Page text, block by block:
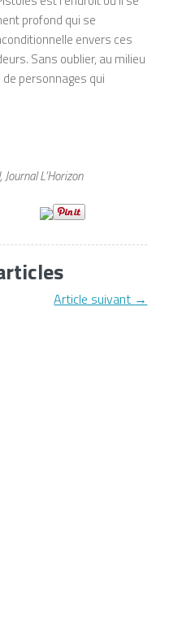
profond qui se
envers ces
Sans oublier, au milieu
personnages qui
L’Horizon
Article suivant →